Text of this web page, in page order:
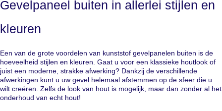
Gevelpaneel buiten in allerlei stijlen en
kleuren
Een van de grote voordelen van kunststof gevelpanelen buiten is de
hoeveelheid stijlen en kleuren. Gaat u voor een klassieke houtlook of
juist een moderne, strakke afwerking? Dankzij de verschillende
afwerkingen kunt u uw gevel helemaal afstemmen op de sfeer die u
wilt creëren. Zelfs de look van hout is mogelijk, maar dan zonder al het
onderhoud van echt hout!